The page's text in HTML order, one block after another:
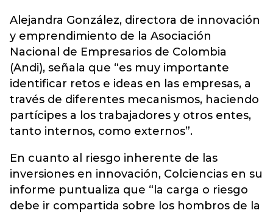
Alejandra González, directora de innovación
y emprendimiento de la Asociación
Nacional de Empresarios de Colombia
(Andi), señala que “es muy importante
identificar retos e ideas en las empresas, a
través de diferentes mecanismos, haciendo
partícipes a los trabajadores y otros entes,
tanto internos, como externos”.
En cuanto al riesgo inherente de las
inversiones en innovación, Colciencias en su
informe puntualiza que “la carga o riesgo
debe ir compartida sobre los hombros de la